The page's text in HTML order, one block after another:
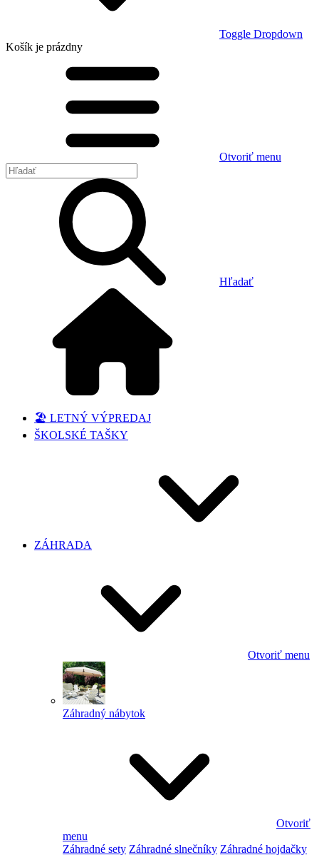
Toggle Dropdown
Košík je prázdny
Otvoriť menu
Hľadať
🏖️ LETNÝ VÝPREDAJ
ŠKOLSKÉ TAŠKY
ZÁHRADA
Otvoriť menu
Záhradný nábytok
Otvoriť
menu
Záhradné sety Záhradné slnečníky Záhradné hojdačky